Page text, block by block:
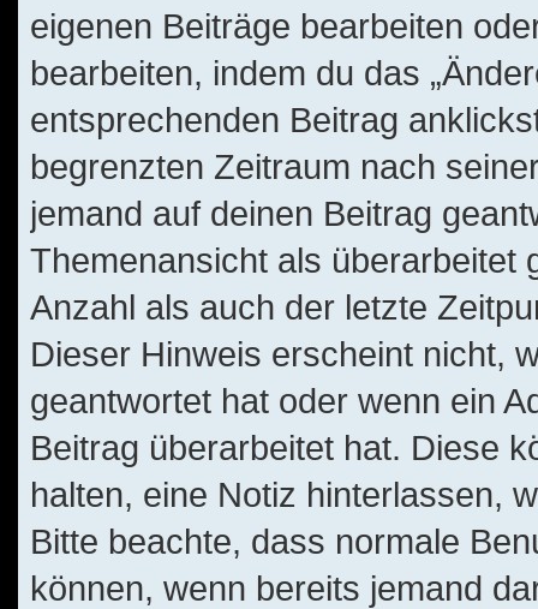
eigenen Beiträge bearbeiten
bearbeiten, indem du das
entsprechenden Beitrag
begrenzten Zeitraum nach
jemand auf deinen Beitrag
Themenansicht als überarbeitet
Anzahl als auch der letzte
Dieser Hinweis erscheint nicht,
geantwortet hat oder wenn ein
Beitrag überarbeitet hat. Diese
halten, eine Notiz hinterlassen,
Bitte beachte, dass normale
können, wenn bereits jemand